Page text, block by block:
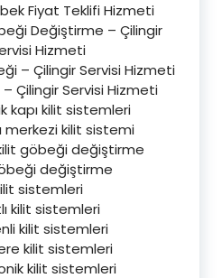
Fiyat Teklifi Hizmeti
Değiştirme – Çilingir
Hizmeti
– Çilingir Servisi Hizmeti
Çilingir Servisi Hizmeti
kapı kilit sistemleri
merkezi kilit sistemi
göbeği değiştirme
değiştirme
sistemleri
kilit sistemleri
kilit sistemleri
kilit sistemleri
kilit sistemleri